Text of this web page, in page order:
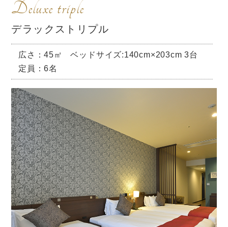
Deluxe triple
デラックストリプル
広さ：45㎡
ベッドサイズ:140cm×203cm 3台
定員：6名